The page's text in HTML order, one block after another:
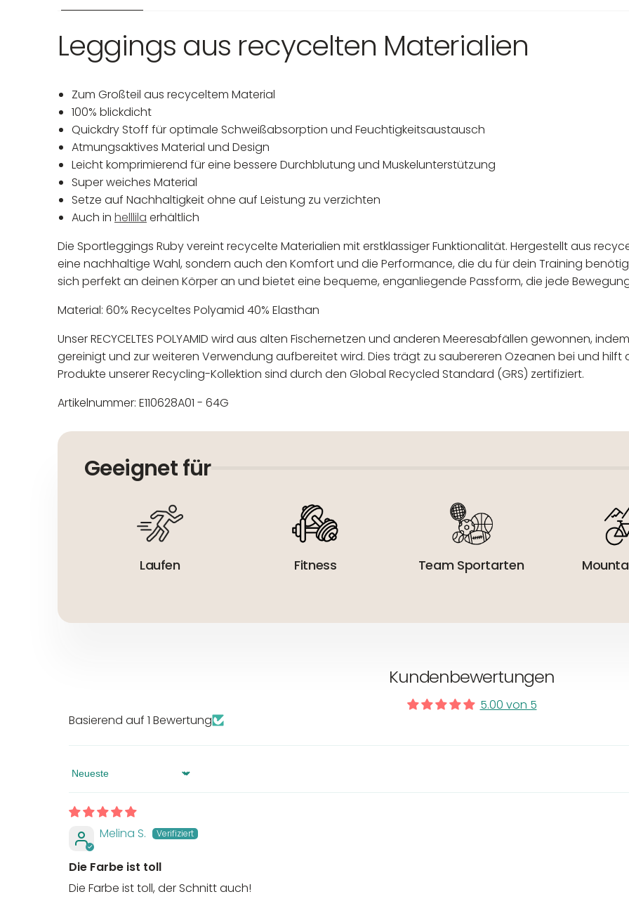
Leggings aus recycelten Materialien
Zum Großteil aus recyceltem Material
100% blickdicht
Quickdry Stoff für optimale Schweißabsorption und Feuchtigkeitsaustausch
Atmungsaktives Material und Design
Leicht komprimierend für eine bessere Durchblutung und Muskelunterstützung
Super weiches Material
Setze auf Nachhaltigkeit ohne auf Leistung zu verzichten
Auch in helllila erhältlich
Die Sportleggings Ruby vereint recycelte Materialien mit erstklassiger Funktionalität. Hergestellt aus
eine nachhaltige Wahl, sondern auch den Komfort und die Performance, die du für dein Training
sich perfekt an deinen Körper an und bietet eine bequeme, enganliegende Passform, die jede
Material: 60% Recyceltes Polyamid 40% Elasthan
Unser RECYCELTES POLYAMID wird aus alten Fischernetzen und anderen Meeresabfällen gewonnen,
gereinigt und zur weiteren Verwendung aufbereitet wird. Dies trägt zu saubereren Ozeanen bei und hilft
Produkte unserer Recycling-Kollektion sind durch den Global Recycled Standard (GRS) zertifiziert.
Artikelnummer: E110628A01 - 64G
Maschinenwäsche bis 30°C
Nicht bügeln
Nicht trocknergeeignet
In der EU niedergelassener verantwortlicher
Geeignet für
Laufen Fitness Team Sportarten
Kundenbewertungen
5.00 von 5
Basierend auf 1 Bewertung
Sort by
Melina S.
Die Farbe ist toll
Die Farbe ist toll, der Schnitt auch!